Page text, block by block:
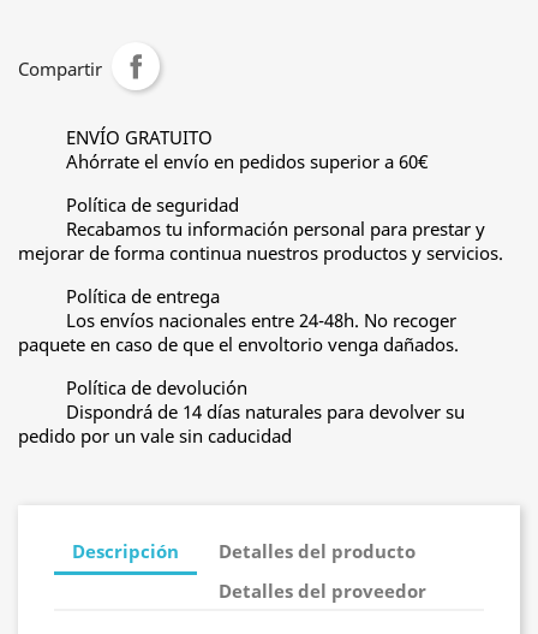
Compartir
ENVÍO GRATUITO
Ahórrate el envío en pedidos superior a 60€
Política de seguridad
Recabamos tu información personal para prestar y
mejorar de forma continua nuestros productos y servicios.
Política de entrega
Los envíos nacionales entre 24-48h. No recoger
paquete en caso de que el envoltorio venga dañados.
Política de devolución
Dispondrá de 14 días naturales para devolver su
pedido por un vale sin caducidad
Descripción
Detalles del producto
Detalles del proveedor